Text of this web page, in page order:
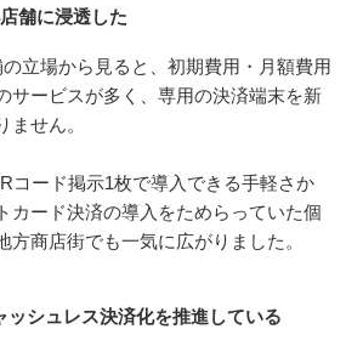
舗に浸透した
立場から見ると、初期費用・月額費用
サービスが多く、専用の決済端末を新
ません。
コード掲示1枚で導入できる手軽さか
カード決済の導入をためらっていた個
方商店街でも一気に広がりました。
ッシュレス決済化を推進している